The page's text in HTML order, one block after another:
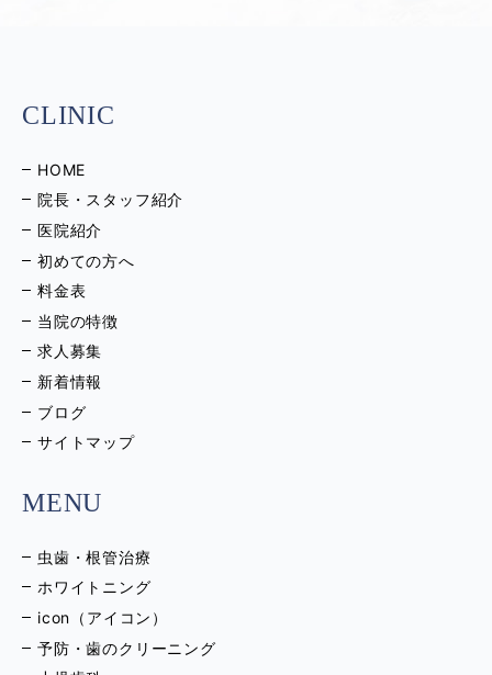
CLINIC
HOME
院長・スタッフ紹介
医院紹介
初めての方へ
料金表
当院の特徴
求人募集
新着情報
ブログ
サイトマップ
MENU
虫歯・根管治療
ホワイトニング
icon（アイコン）
予防・歯のクリーニング